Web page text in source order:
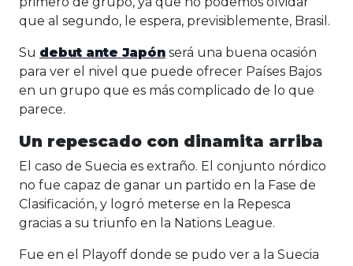
que al segundo, le espera, previsiblemente, Brasil.
Su debut ante Japón será una buena ocasión
para ver el nivel que puede ofrecer Países Bajos
en un grupo que es más complicado de lo que
parece.
Un repescado con dinamita arriba
El caso de Suecia es extraño. El conjunto nórdico
no fue capaz de ganar un partido en la Fase de
Clasificación, y logró meterse en la Repesca
gracias a su triunfo en la Nations League.
Fue en el Playoff donde se pudo ver a la Suecia